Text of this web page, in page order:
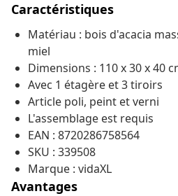
Caractéristiques
Matériau : bois d'acacia
miel
Dimensions : 110 x 30 x 40
Avec 1 étagère et 3 tiroirs
Article poli, peint et verni
L'assemblage est requis
EAN : 8720286758564
SKU : 339508
Marque : vidaXL
Avantages